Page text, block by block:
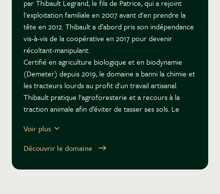
par Thibault Legrand, le fils de Patrice, qui a rejoint
l'exploitation familiale en 2007 avant d'en prendre la
tête en 2012. Thibault a d’abord pris son indépendance
vis-à-vis de la coopérative en 2017 pour devenir
récoltant-manipulant.
Certifié en agriculture biologique et en biodynamie
(Demeter) depuis 2019, le domaine a banni la chimie et
les tracteurs lourds au profit d'un travail artisanal.
Thibault pratique l'agroforesterie et a recours à la
traction animale afin d’éviter de tasser ses sols. Le
rogner l’apex.
Les vinifications s'effectuent en fûts à l’aide des seules
uniquement par gravité et sans recourir au pompage.
Voir plus
Découvrir le domaine